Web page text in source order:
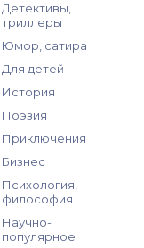
Детективы,
триллеры
Юмор, сатира
Для детей
История
Поэзия
Приключения
Бизнес
Психология,
философия
Научно-
популярное